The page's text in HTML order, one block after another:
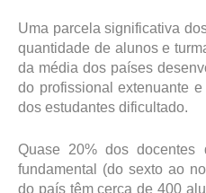
Uma parcela significativa
quantidade de alunos e
da média dos países
do profissional extenuante
dos estudantes dificultado.
Quase 20% dos
fundamental (do sexto ao
do país têm cerca de 400